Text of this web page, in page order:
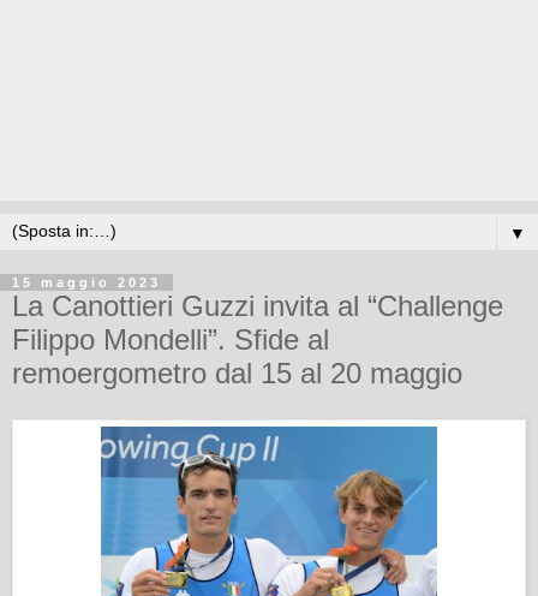
▼
15 maggio 2023
La Canottieri Guzzi invita al “Challenge
Filippo Mondelli”. Sfide al
remoergometro dal 15 al 20 maggio